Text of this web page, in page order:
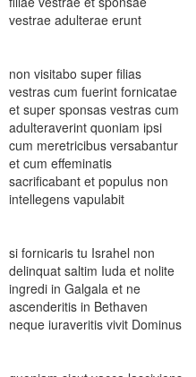
vestrae adulterae erunt
non visitabo super filias
vestras cum fuerint fornicatae
et super sponsas vestras cum
adulteraverint quoniam ipsi
cum meretricibus versabantur
et cum effeminatis
sacrificabant et populus non
intellegens vapulabit
si fornicaris tu Israhel non
delinquat saltim Iuda et nolite
ingredi in Galgala et ne
ascenderitis in Bethaven
neque iuraveritis vivit Dominus